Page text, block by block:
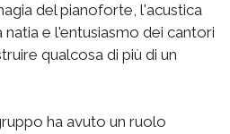
del pianoforte, l'acustica
e l'entusiasmo dei cantori
qualcosa di più di un
ha avuto un ruolo